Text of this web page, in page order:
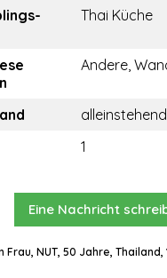
Thai Küche
Andere,
alleinstehend
1
Eine Nachricht
Frau, NUT, 50 Jahre, Thailand,